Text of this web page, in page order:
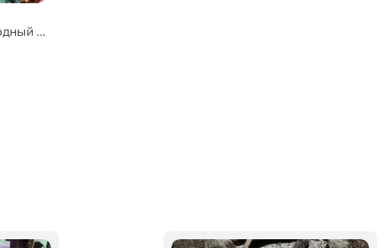
Кипарисовик горохоплодный Бэби Блю